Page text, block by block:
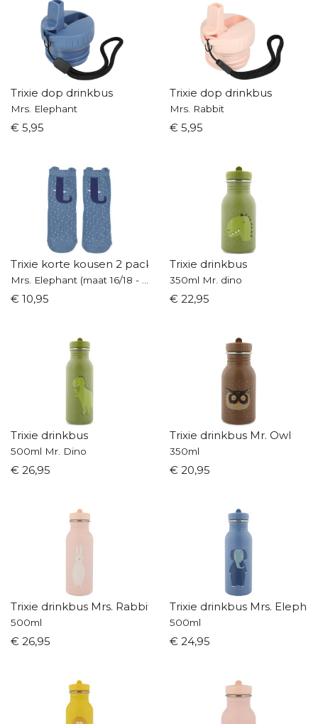
Trixie dop drinkbus
Mrs. Elephant
€ 5,95
Trixie dop drinkbus
Mrs. Rabbit
€ 5,95
Trixie korte kousen 2 pack
€ 10,95
Trixie drinkbus
350ml Mr. dino
€ 22,95
Trixie drinkbus
500ml Mr. Dino
€ 26,95
Trixie drinkbus Mr. Owl
350ml
€ 20,95
Trixie drinkbus Mrs. Rabbit
500ml
€ 26,95
Trixie drinkbus Mrs.
500ml
€ 24,95